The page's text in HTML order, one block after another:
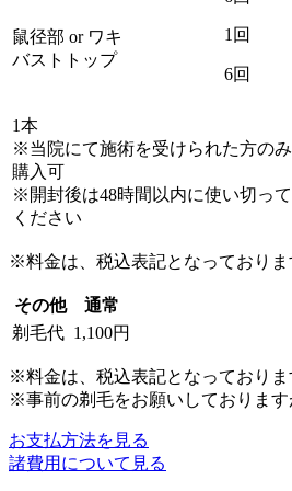
鼠径部 or ワキ
バストトップ
1回
6回
1本
※当院にて施術を受けられた方のみ
購入可
※開封後は48時間以内に使い切って
ください
※料金は、税込表記となっておりま
その他
通常
剃毛代 1,100円
※料金は、税込表記となっておりま
※事前の剃毛をお願いしておりま
お支払方法を見る
諸費用について見る